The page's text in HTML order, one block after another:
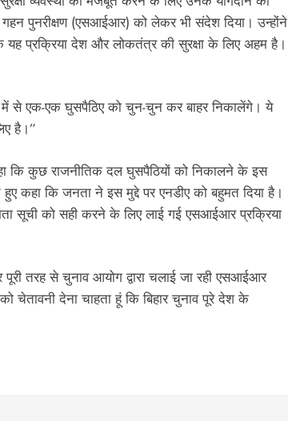
गहन पुनरीक्षण (एसआईआर) को लेकर भी संदेश दिया। उन्होंने
यह प्रक्रिया देश और लोकतंत्र की सुरक्षा के लिए अहम है।
से एक-एक घुसपैठिए को चुन-चुन कर बाहर निकालेंगे। ये
है।”
कि कुछ राजनीतिक दल घुसपैठियों को निकालने के इस
कहा कि जनता ने इस मुद्दे पर एनडीए को बहुमत दिया है।
सूची को सही करने के लिए लाई गई एसआईआर प्रक्रिया
तरह से चुनाव आयोग द्वारा चलाई जा रही एसआईआर
चेतावनी देना चाहता हूं कि बिहार चुनाव पूरे देश के